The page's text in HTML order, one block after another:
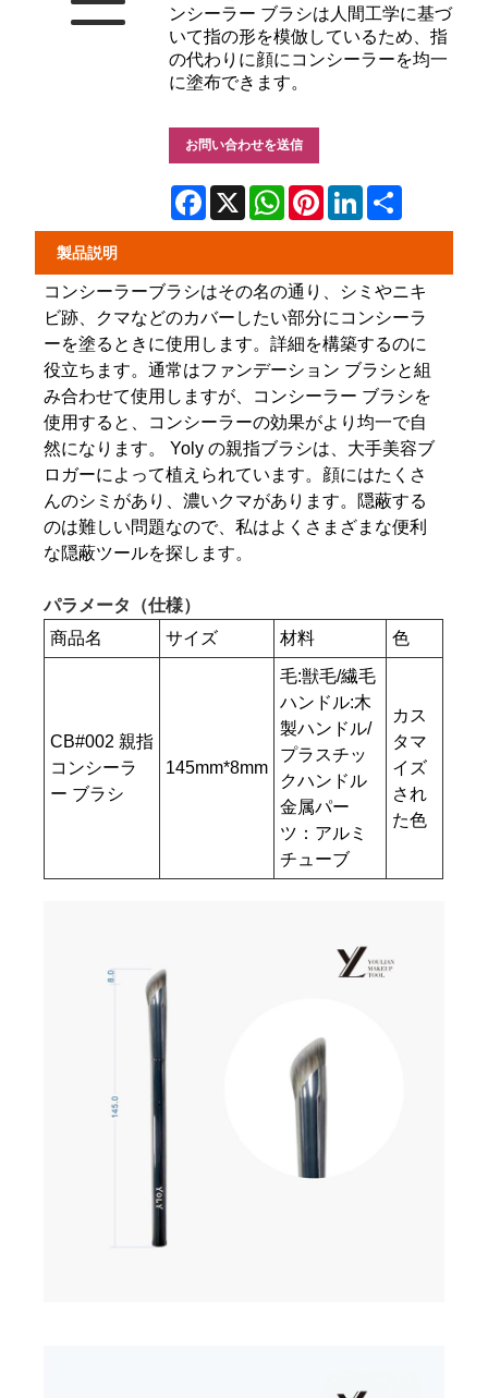
ンシーラー ブラシは人間工学に基づ
いて指の形を模倣しているため、指
の代わりに顔にコンシーラーを均一
に塗布できます。
お問い合わせを送信
Facebook
X WhatsApp
PinterestLinkedIn
製品説明
コンシーラーブラシはその名の通り、シミやニキ
ビ跡、クマなどのカバーしたい部分にコンシーラ
ーを塗るときに使用します。詳細を構築するのに
役立ちます。通常はファンデーション ブラシと組
み合わせて使用​​しますが、コンシーラー ブラシを
使用すると、コンシーラーの効果がより均一で自
然になります。 Yoly の親指ブラシは、大手美容ブ
ロガーによって植えられています。顔にはたくさ
んのシミがあり、濃いクマがあります。隠蔽する
のは難しい問題なので、私はよくさまざまな便利
な隠蔽ツールを探します。
パラメータ（仕様）
商品名
サイズ 材料 色
CB#002 親指
コンシーラ
ー ブラシ
145mm*8mm
毛:獣毛/繊毛
ハンドル:木
製ハンドル/
プラスチッ
クハンドル
金属パー
ツ：アルミ
チューブ
カス
タマ
イズ
され
た色